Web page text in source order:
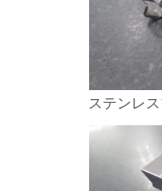
ステンレ